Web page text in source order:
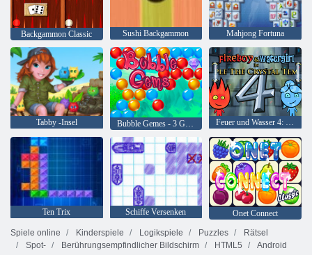
Backgammon Classic Sushi Backgammon Mahjong Fortuna
Tabby -Insel Bubble Gemes - 3 Gewinnt Feuer und Wasser 4: Kristalltempel
Ten Trix Schiffe Versenken
Onet Connect
Spiele online
Kinderspiele Logikspiele Puzzles
Rätsel
Spot-
Berührungsempfindlicher Bildschirm HTML5 Android